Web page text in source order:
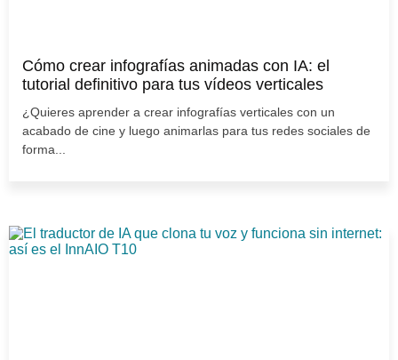
Cómo crear infografías animadas con IA: el
tutorial definitivo para tus vídeos verticales
¿Quieres aprender a crear infografías verticales con un
acabado de cine y luego animarlas para tus redes sociales de
forma...